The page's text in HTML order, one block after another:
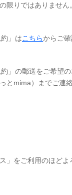
限りではありません。
」はこちらからご
」の郵送をご希望
とmima）までご連
をご利用のほどよ